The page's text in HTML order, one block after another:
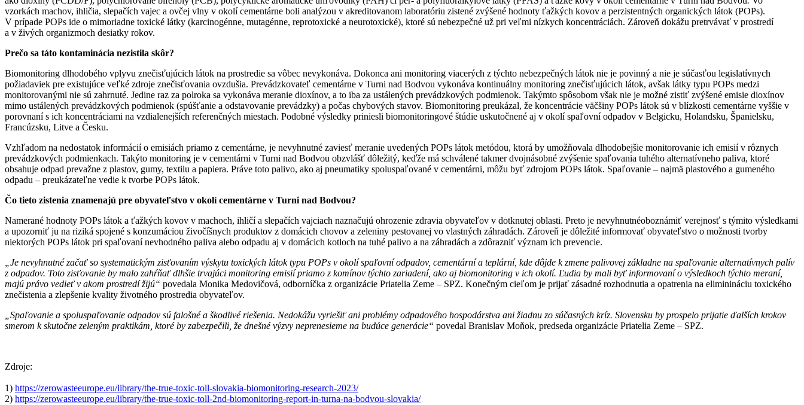
vzorkách machov, ihličia, slepačích vajec a ovčej vlny v okolí cementárne boli analýzou v akreditovanom laboratóriu zistené zvýšené hodnoty ťažkých kovov a perzistentných organických látok (POPs).
V prípade POPs ide o mimoriadne toxické látky (karcinogénne, mutagénne, reprotoxické a neurotoxické), ktoré sú nebezpečné už pri veľmi nízkych koncentráciách. Zároveň dokážu pretrvávať v prostredí
a v živých organizmoch desiatky rokov.
Prečo sa táto kontaminácia nezistila skôr?
Biomonitoring dlhodobého vplyvu znečisťujúcich látok na prostredie sa vôbec nevykonáva. Dokonca ani monitoring viacerých z týchto nebezpečných látok nie je povinný a nie je súčasťou legislatívnych
požiadaviek pre existujúce veľké zdroje znečisťovania ovzdušia. Prevádzkovateľ cementárne v Turni nad Bodvou vykonáva kontinuálny monitoring znečisťujúcich látok, avšak látky typu POPs medzi
monitorovanými nie sú zahrnuté. Jedine raz za polroka sa vykonáva meranie dioxínov, a to iba za ustálených prevádzkových podmienok. Takýmto spôsobom však nie je možné zistiť zvýšené emisie dioxínov
mimo ustálených prevádzkových podmienok (spúšťanie a odstavovanie prevádzky) a počas chybových stavov. Biomonitoring preukázal, že koncentrácie väčšiny POPs látok sú v blízkosti cementárne vyššie v
porovnaní s ich koncentráciami na vzdialenejších referenčných miestach. Podobné výsledky priniesli biomonitoringové štúdie uskutočnené aj v okolí spaľovní odpadov v Belgicku, Holandsku, Španielsku,
Francúzsku, Litve a Česku.
Vzhľadom na nedostatok informácií o emisiách priamo z cementárne, je nevyhnutné zaviesť meranie uvedených POPs látok metódou, ktorá by umožňovala dlhodobejšie monitorovanie ich emisií v rôznych
prevádzkových podmienkach. Takýto monitoring je v cementárni v Turni nad Bodvou obzvlášť dôležitý, keďže má schválené takmer dvojnásobné zvýšenie spaľovania tuhého alternatívneho paliva, ktoré
obsahuje odpad prevažne z plastov, gumy, textilu a papiera. Práve toto palivo, ako aj pneumatiky spoluspaľované v cementárni, môžu byť zdrojom POPs látok. Spaľovanie – najmä plastového a gumeného
odpadu – preukázateľne vedie k tvorbe POPs látok.
Čo tieto zistenia znamenajú pre obyvateľstvo v okolí cementárne v Turni nad Bodvou?
Namerané hodnoty POPs látok a ťažkých kovov v machoch, ihličí a slepačích vajciach naznačujú ohrozenie zdravia obyvateľov v dotknutej oblasti. Preto je nevyhnutnéoboznámiť verejnosť s týmito výsledkami
a upozorniť ju na riziká spojené s konzumáciou živočíšnych produktov z domácich chovov a zeleniny pestovanej vo vlastných záhradách. Zároveň je dôležité informovať obyvateľstvo o možnosti tvorby
niektorých POPs látok pri spaľovaní nevhodného paliva alebo odpadu aj v domácich kotloch na tuhé palivo a na záhradách a zdôrazniť význam ich prevencie.
„Je nevyhnutné začať so systematickým zisťovaním výskytu toxických látok typu POPs v okolí spaľovní odpadov, cementární a teplární, kde dôjde k zmene palivovej základne na spaľovanie alternatívnych palív
z odpadov. Toto zisťovanie by malo zahŕňať dlhšie trvajúci monitoring emisií priamo z komínov týchto zariadení, ako aj biomonitoring v ich okolí. Ľudia by mali byť informovaní o výsledkoch týchto meraní,
majú právo vedieť v akom prostredí žijú“ povedala Monika Medovičová, odborníčka z organizácie Priatelia Zeme – SPZ. Konečným cieľom je prijať zásadné rozhodnutia a opatrenia na eliminináciu toxického
znečistenia a zlepšenie kvality životného prostredia obyvateľov.
„Spaľovanie a spoluspaľovanie odpadov sú falošné a škodlivé riešenia. Nedokážu vyriešiť ani problémy odpadového hospodárstva ani žiadnu zo súčasných kríz. Slovensku by prospelo prijatie ďalších krokov
smerom k skutočne zeleným praktikám, ktoré by zabezpečili, že dnešné výzvy neprenesieme na budúce generácie“ povedal Branislav Moňok, predseda organizácie Priatelia Zeme – SPZ.
Zdroje:
1) https://zerowasteeurope.eu/library/the-true-toxic-toll-slovakia-biomonitoring-research-2023/
2) https://zerowasteeurope.eu/library/the-true-toxic-toll-2nd-biomonitoring-report-in-turna-na-bodvou-slovakia/